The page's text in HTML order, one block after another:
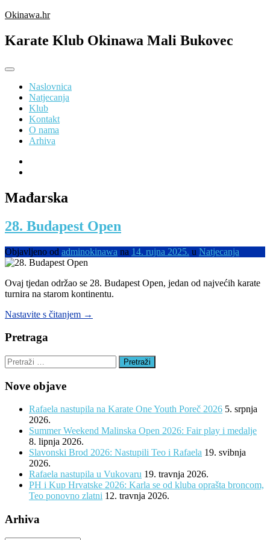
Preskoči
sadržaj
Okinawa.hr
Karate Klub Okinawa Mali Bukovec
Naslovnica
Natjecanja
Klub
Kontakt
O nama
Arhiva
Mađarska
28. Budapest Open
Objavljeno od adminokinawa na 14. rujna 2025. u Natjecanja
Ovaj tjedan održao se 28. Budapest Open, jedan od najvećih karate
turnira na starom kontinentu.
Nastavite s čitanjem “28.
→
Pretraga
Pretraži:
Nove objave
Rafaela nastupila na Karate One Youth Poreč 2026 5. srpnja
2026.
Summer Weekend Malinska Open 2026: Fair play i medalje
8. lipnja 2026.
Slavonski Brod 2026: Nastupili Teo i Rafaela 19. svibnja
2026.
Rafaela nastupila u Vukovaru 19. travnja 2026.
PH i Kup Hrvatske 2026: Karla se od kluba oprašta broncom,
Teo ponovno zlatni 12. travnja 2026.
Arhiva